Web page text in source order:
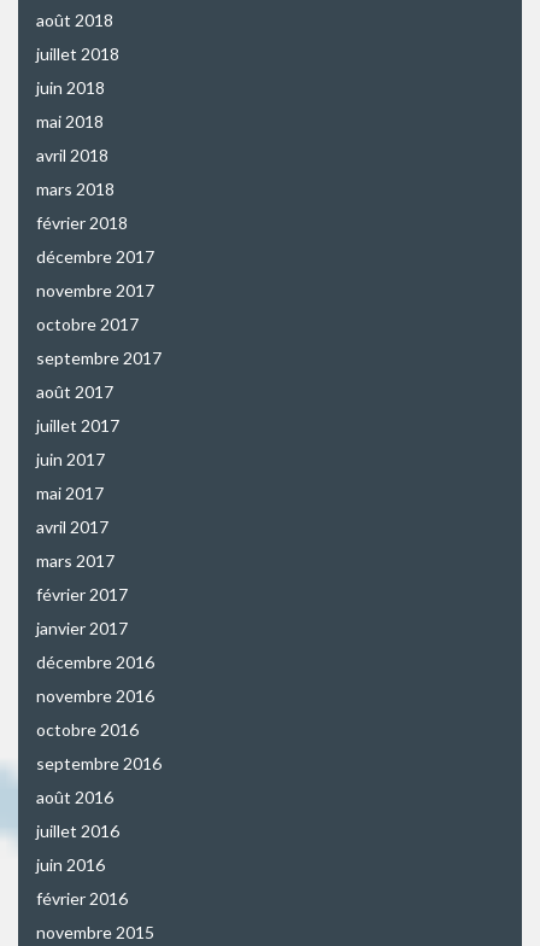
août 2018
juillet 2018
juin 2018
mai 2018
avril 2018
mars 2018
février 2018
décembre 2017
novembre 2017
octobre 2017
septembre 2017
août 2017
juillet 2017
juin 2017
mai 2017
avril 2017
mars 2017
février 2017
janvier 2017
décembre 2016
novembre 2016
octobre 2016
septembre 2016
août 2016
juillet 2016
juin 2016
février 2016
novembre 2015